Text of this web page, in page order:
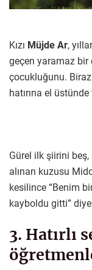
Kızı Müjde Ar,
geçen yaramaz bir
çocukluğunu. Biraz
hatırına el üstünde
Gürel ilk şiirini beş,
alınan kuzusu
kesilince “Benim
kayboldu gitti” diye
3. Hatırlı